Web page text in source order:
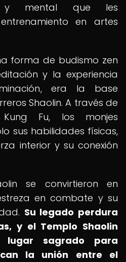
y mental que les
en artes
forma de budismo zen
y la experiencia
era la base
Shaolin. A través de
Fu, los monjes
sus habilidades físicas,
interior y su conexión
se convirtieron en
en combate y su
Su legado perdura
y el Templo Shaolin
lugar sagrado para
la unión entre el